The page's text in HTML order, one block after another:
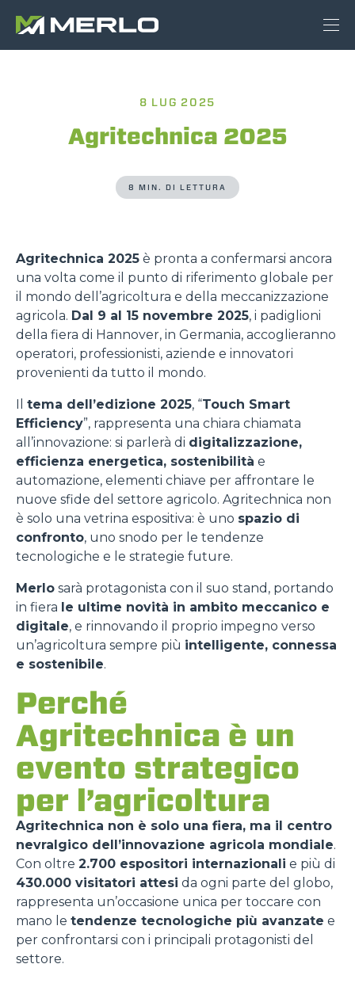
8 LUG 2025
Agritechnica 2025
8 MIN. DI LETTURA
Agritechnica 2025 è pronta a confermarsi ancora
una volta come il punto di riferimento globale per
il mondo dell’agricoltura e della meccanizzazione
agricola. Dal 9 al 15 novembre 2025, i padiglioni
della fiera di Hannover, in Germania, accoglieranno
operatori, professionisti, aziende e innovatori
provenienti da tutto il mondo.
Il tema dell’edizione 2025, “Touch Smart
Efficiency”, rappresenta una chiara chiamata
all’innovazione: si parlerà di digitalizzazione,
efficienza energetica, sostenibilità e
automazione, elementi chiave per affrontare le
nuove sfide del settore agricolo. Agritechnica non
è solo una vetrina espositiva: è uno spazio di
confronto, uno snodo per le tendenze
tecnologiche e le strategie future.
Merlo sarà protagonista con il suo stand, portando
in fiera le ultime novità in ambito meccanico e
digitale, e rinnovando il proprio impegno verso
un’agricoltura sempre più intelligente, connessa
e sostenibile.
Perché
Agritechnica è un
evento strategico
per l’agricoltura
Agritechnica non è solo una fiera, ma il centro
nevralgico dell’innovazione agricola mondiale.
Con oltre 2.700 espositori internazionali e più di
430.000 visitatori attesi da ogni parte del globo,
rappresenta un’occasione unica per toccare con
mano le tendenze tecnologiche più avanzate e
per confrontarsi con i principali protagonisti del
settore.